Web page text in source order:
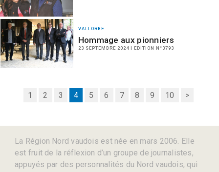
VALLORBE
Hommage aux pionniers
23 SEPTEMBRE 2024 | EDITION N°3793
1 2 3 4 5 6 7 8 9 10 >
La Région Nord vaudois est née en mars 2006. Elle
est fruit de la réflexion d’un groupe de journalistes,
appuyés par des personnalités du Nord vaudois, qui